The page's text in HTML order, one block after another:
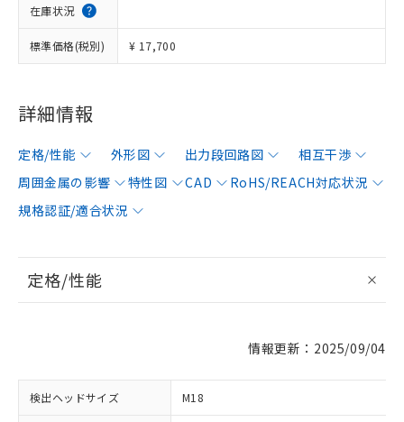
在庫状況
標準価格(税別) ¥ 17,700
詳細情報
定格/性能 外形図 出力段回路図
相互干渉
周囲金属の影響
特性図 CAD
RoHS/REACH対応状況
規格認証/適合状況
定格/性能
情報更新：2025/09/04
検出ヘッドサイズ M18